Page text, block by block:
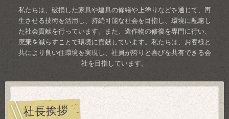
私たちは、破損した家具や建具の修繕や上塗りなどを通じて、再
生させる技術を活用し、持続可能な社会を目指し、環境に配慮し
た社会貢献を行っています。また、造作物の修復を専門に行い、
廃棄を減らすことで環境に貢献しています。私たちは、お客様と
共により良い住環境を実現し、社員が誇りと喜びを共有できる会
社を目指しています。
社長挨拶